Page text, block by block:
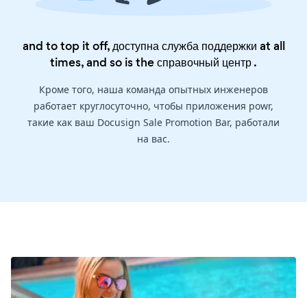
and to top it off, доступна служба поддержки at all
times, and so is theсправочный центр.
Кроме того, наша команда опытных инженеров
работает круглосуточно, чтобы приложения powr,
такие как ваш Docusign Sale Promotion Bar, работали
на вас.